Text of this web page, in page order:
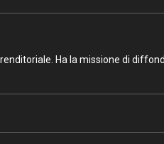
Ha la missione di